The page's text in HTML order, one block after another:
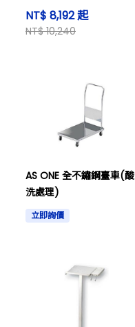
NT$ 8,192 起
NT$ 10,240
AS ONE 全不鏽鋼臺車(酸
洗處理)
立即詢價